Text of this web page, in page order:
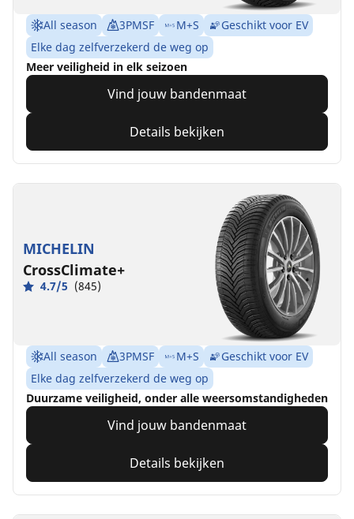
All season 3PMSF M+S
Geschikt voor EV
Elke dag zelfverzekerd de weg op
Meer veiligheid in elk seizoen
Vind jouw bandenmaat
Details bekijken
MICHELIN
CrossClimate+
4.7/5 (845)
All season 3PMSF M+S
Geschikt voor EV
Elke dag zelfverzekerd de weg op
Duurzame veiligheid, onder alle weersomstandigheden
Vind jouw bandenmaat
Details bekijken